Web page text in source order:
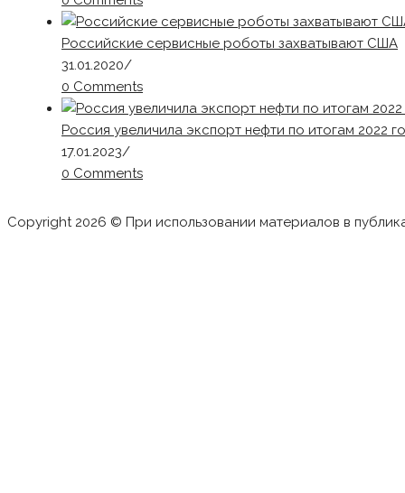
Российские сервисные роботы захватывают США
31.01.2020/
0 Comments
Россия увеличила экспорт нефти по итогам 2022
17.01.2023/
0 Comments
Copyright 2026 © При использовании материалов в